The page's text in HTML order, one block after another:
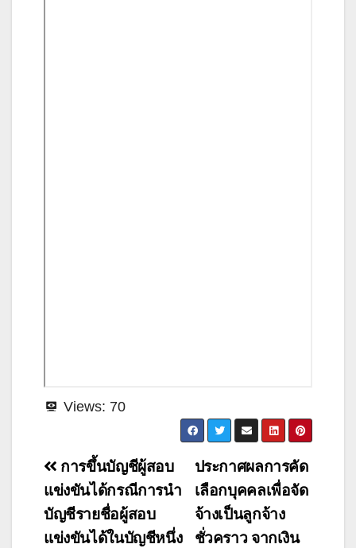
Views: 70
แนะแนว
เรื่อง
ประกาศผลการคัด
เลือกบุคคลเพื่อจัด
จ้างเป็นลูกจ้าง
ชั่วคราว จากเงิน
การขึ้นบัญชีผู้สอบ
แข่งขันได้กรณีการนำ
บัญชีรายชื่อผู้สอบ
แข่งขันได้ในบัญชีหนึ่ง